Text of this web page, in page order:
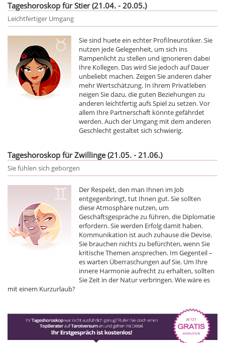
Tageshoroskop für Stier (21.04. - 20.05.)
Leichtfertiger Umgang
Sie sind huete ein echter Profilneurotiker. Sie
nutzen jede Gelegenheit, um sich ins
Rampenlicht zu stellen und ignorieren dabei
Ihre Kollegen. Das wird Sie jedoch auf Dauer
unbeliebt machen. Zeigen Sie anderen daher
mehr Wertschätzung. In Ihrem Privatleben
neigen Sie dazu, die guten Beziehungen zu
anderen leichtfertig aufs Spiel zu setzen. Vor
allem Ihre Partnerschaft könnte gefährdet
werden. Auch der Umgang mit dem anderen
Geschlecht gestaltet sich schwierig.
Tageshoroskop für Zwillinge (21.05. - 21.06.)
Sie fühlen sich geborgen
Der Respekt, den man Ihnen im Job
entgegenbringt, tut Ihnen gut. Sie sollten
diese Atmosphäre nutzen, um
Geschäftsgespräche zu führen, die Diplomatie
erfordern. Sie werden Erfolg damit haben.
Kommunikation ist auch zuhause die Devise.
Sie brauchen nichts zu befürchten, wenn Sie
kritische Themen ansprechen. Im Gegenteil –
es warten Überraschungen auf Sie. Um Ihre
innere Harmonie aufrecht zu erhalten, sollten
Sie Zeit in der Natur verbringen. Wie wäre es
mit einem Kurzurlaub?